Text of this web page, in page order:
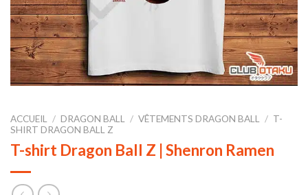
ACCUEIL / DRAGON BALL / VÊTEMENTS DRAGON BALL / T-
SHIRT DRAGON BALL Z
T-shirt Dragon Ball Z | Shenron Ramen